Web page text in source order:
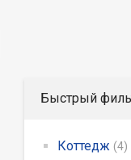
Быстрый
Коттедж (4)